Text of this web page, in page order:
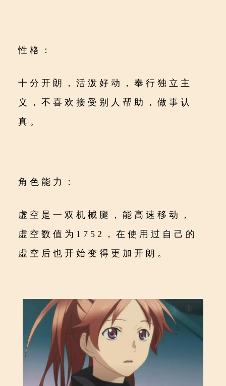
性格：
十分开朗，活泼好动，奉行独立主
义，不喜欢接受别人帮助，做事认
真。
角色能力：
虚空是一双机械腿，能高速移动，
虚空数值为1752，在使用过自己的
虚空后也开始变得更加开朗。